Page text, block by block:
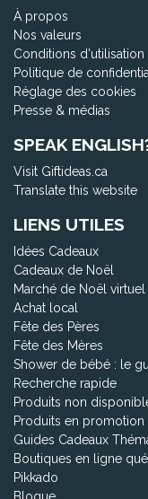
À propos
Nos valeurs
Conditions d'utilisation
Politique de
Réglage des cookies
Presse & médias
SPEAK
Visit Giftideas.ca
Translate this website
LIENS UTILES
Idées Cadeaux
Cadeaux de Noël
Marché de Noël virtuel
Achat local
Fête des Pères
Fête des Mères
Shower de bébé : le
Recherche rapide
Produits non
Produits en promotion
Guides Cadeaux
Boutiques en ligne
Pikkado